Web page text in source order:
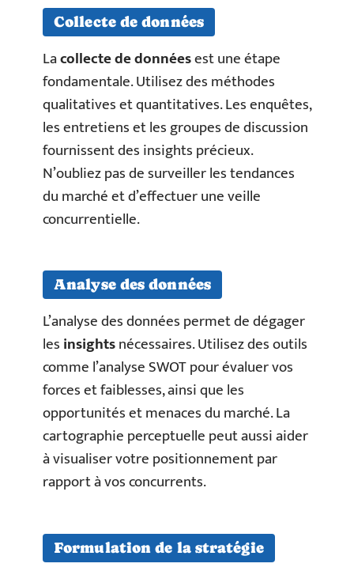
Collecte de données
Lacollecte de donnéesest une étape
fondamentale. Utilisez des méthodes
qualitatives et quantitatives. Les enquêtes,
les entretiens et les groupes de discussion
fournissent des insights précieux.
N’oubliez pas de surveiller les tendances
du marché et d’effectuer une veille
concurrentielle.
Analyse des données
L’analyse des données permet de dégager
lesinsightsnécessaires. Utilisez des outils
comme l’analyse SWOT pour évaluer vos
forces et faiblesses, ainsi que les
opportunités et menaces du marché. La
cartographie perceptuelle peut aussi aider
à visualiser votre positionnement par
rapport à vos concurrents.
Formulation de la stratégie